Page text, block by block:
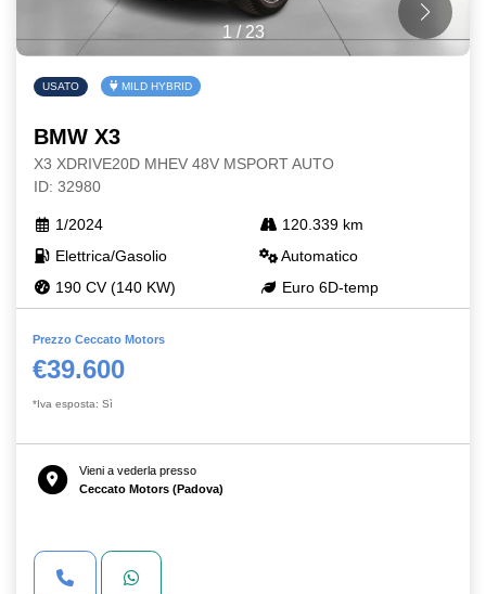
1 / 23
USATO MILD HYBRID
BMW X3
X3 XDRIVE20D MHEV 48V MSPORT AUTO
ID: 32980
1/2024
120.339 km
Elettrica/Gasolio
Automatico
190 CV (140 KW)
Euro 6D-temp
Prezzo Ceccato Motors
€39.600
*Iva esposta: Sì
Vieni a vederla presso
Ceccato Motors (Padova)